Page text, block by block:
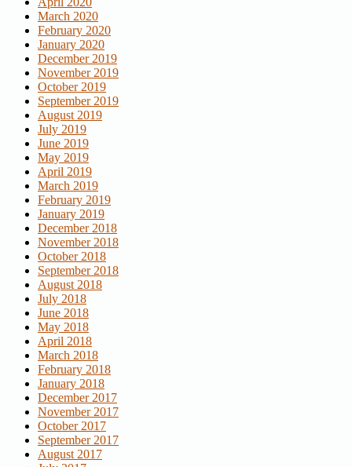
March 2020
February 2020
January 2020
December 2019
November 2019
October 2019
September 2019
August 2019
July 2019
June 2019
May 2019
April 2019
March 2019
February 2019
January 2019
December 2018
November 2018
October 2018
September 2018
August 2018
July 2018
June 2018
May 2018
April 2018
March 2018
February 2018
January 2018
December 2017
November 2017
October 2017
September 2017
August 2017